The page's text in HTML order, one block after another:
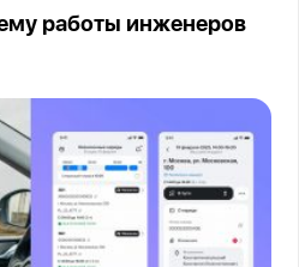
работы инженеров